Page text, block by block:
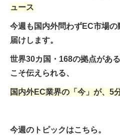
ュース
今週も国内外問わずEC市場
届けします。
世界30カ国・168の拠点があ
こそ伝えられる、
国内外EC業界の「今」が、5
今週のトピックはこちら。